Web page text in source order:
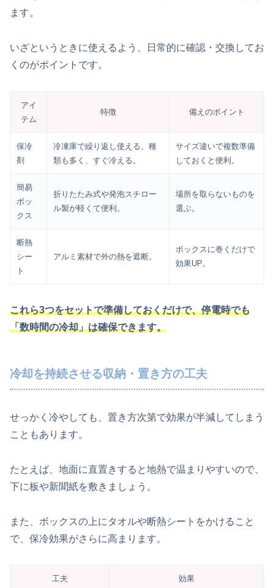
ます。
いざというときに使えるよう、日常的に確認・交換してお
くのがポイントです。
アイ
テム
特徴 備えのポイント
保冷
剤
冷凍庫で繰り返し使える。種
類も多く、すぐ冷える。
サイズ違いで複数準備
しておくと便利。
簡易
ボッ
クス
折りたたみ式や発泡スチロー
ル製が軽くて便利。
場所を取らないものを
選ぶ。
断熱
シー
ト
アルミ素材で外の熱を遮断。
ボックスに巻くだけで
効果UP。
これら3つをセットで準備しておくだけで、停電時でも
「数時間の冷却」は確保できます。
冷却を持続させる収納・置き方の工夫
せっかく冷やしても、置き方次第で効果が半減してしまう
こともあります。
たとえば、地面に直置きすると地熱で温まりやすいので、
下に板や新聞紙を敷きましょう。
また、ボックスの上にタオルや断熱シートをかけること
で、保冷効果がさらに高まります。
工夫 効果